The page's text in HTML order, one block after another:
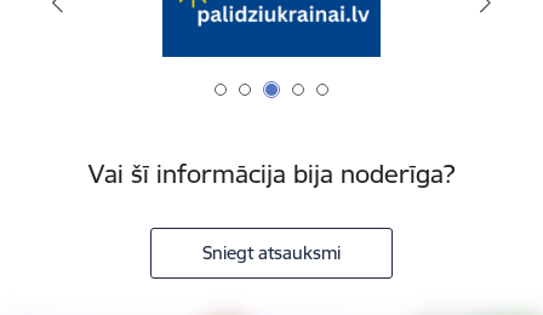
Vai šī informācija bija noderīga?
Sniegt atsauksmi